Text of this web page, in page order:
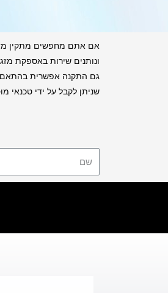
אם אתם מחפשים מתקין
גם התקנה אפשרית בהתאם
שניתן לקבל על ידי טכנאי